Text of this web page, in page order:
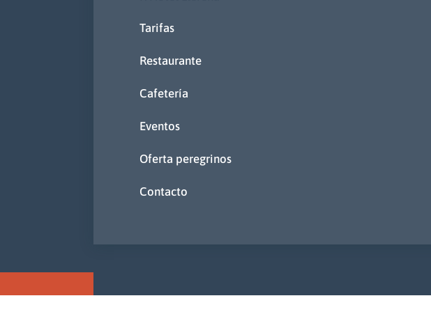
Tarifas
Restaurante
Cafetería
Eventos
Oferta peregrinos
Contacto